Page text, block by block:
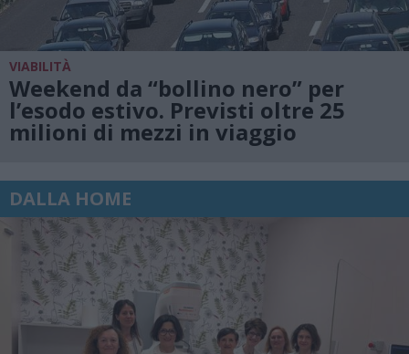
VIABILITÀ
Weekend da “bollino nero” per
l’esodo estivo. Previsti oltre 25
milioni di mezzi in viaggio
DALLA HOME